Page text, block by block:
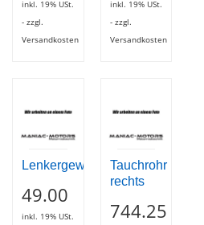
inkl. 19% USt.
- zzgl.
Versandkosten
inkl. 19% USt.
- zzgl.
Versandkosten
Lenkergewicht
49.00
inkl. 19% USt.
Tauchrohr
rechts
744.25